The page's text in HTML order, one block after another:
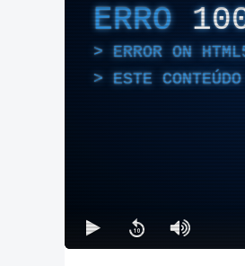
ERRO
ERROR ON
ESTE